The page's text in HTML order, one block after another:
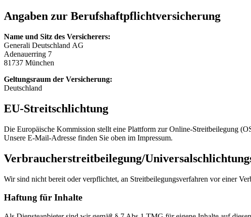
Angaben zur Berufshaftpflichtversicherung
Name und Sitz des Versicherers:
Gen­er­ali Deutsch­land AG
Ade­nauer­ring 7
81737 München
Gel­tungsraum der Ver­sicherung:
Deutsch­land
EU-Stre­itschlich­tung
Die Europäis­che Kom­mis­sion stellt eine Plat­tform zur Online-Stre­it­bei­le­gung
Unsere E‑Mail-Adresse finden Sie oben im Impressum.
Verbraucher­streit­beilegung/
Wir sind nicht bereit oder verpflichtet, an Stre­it­bei­le­gungsver­fahren vor einer
Haf­tung für Inhalte